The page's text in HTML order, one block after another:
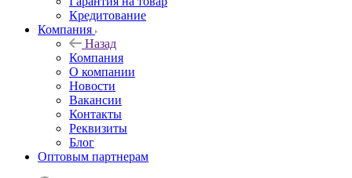
Кредитование
Компания
Назад
Компания
О компании
Новости
Вакансии
Контакты
Реквизиты
Блог
Оптовым партнерам